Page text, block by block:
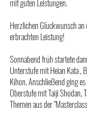
mit guten Leistungen.
Herzlichen Glückwunsch
erbrachten Leistung!
Sonnabend früh startete
Unterstufe mit Heian Kata ,
Kihon. Anschließend ging
Oberstufe mit Taiji Shodan,
Themen aus der